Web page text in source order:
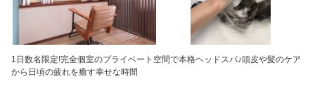
1日数名限定!完全個室のプライベート空間で本格ヘッドスパ♪頭皮や髪のケア
から日頃の疲れを癒す幸せな時間